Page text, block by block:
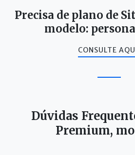
Precisa de plano de
modelo:
CONSULTE
Dúvidas
Premium,